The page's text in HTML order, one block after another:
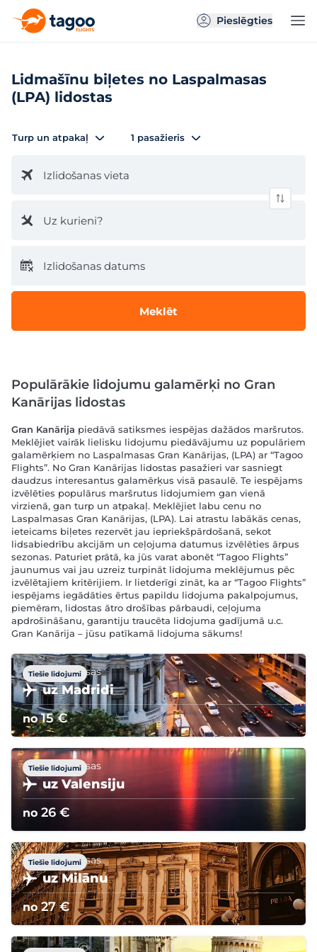
Pieslēgties
Lidmašīnu biļetes no Laspalmasas
(LPA) lidostas
Turp un atpakaļ 1 pasažieris
Izlidošanas vieta
Uz kurieni?
Izlidošanas datums
Meklēt
Populārākie lidojumu galamērķi no Gran
Kanārijas lidostas
Gran Kanārija piedāvā satiksmes iespējas dažādos maršrutos.
Meklējiet vairāk lielisku lidojumu piedāvājumu uz populāriem
galamērķiem no Laspalmasas Gran Kanārijas, (LPA) ar “Tagoo
Flights”. No Gran Kanārijas lidostas pasažieri var sasniegt
daudzus interesantus galamērķus visā pasaulē. Te iespējams
izvēlēties populārus maršrutus lidojumiem gan vienā
virzienā, gan turp un atpakaļ. Meklējiet labu cenu no
Laspalmasas Gran Kanārijas, (LPA). Lai atrastu labākās cenas,
ieteicams biļetes rezervēt jau iepriekšpārdošanā, sekot
lidsabiedrību akcijām un ceļojuma datumus izvēlēties ārpus
sezonas. Paturiet prātā, ka jūs varat abonēt “Tagoo Flights”
jaunumus vai jau uzreiz turpināt lidojuma meklējumus pēc
izvēlētajiem kritērijiem. Ir lietderīgi zināt, ka ar “Tagoo Flights”
iespējams iegādāties ērtus papildu lidojuma pakalpojumus,
piemēram, lidostas ātro drošības pārbaudi, ceļojuma
apdrošināšanu, garantiju traucēta lidojuma gadījumā u.c.
Gran Kanārija – jūsu patīkamā lidojuma sākums!
Tiešie lidojumi
no Laspalmasas
uz Madridi
no15 €
Tiešie lidojumi
no Laspalmasas
uz Valensiju
no 26 €
Tiešie lidojumi
no Laspalmasas
uz Milānu
no 27 €